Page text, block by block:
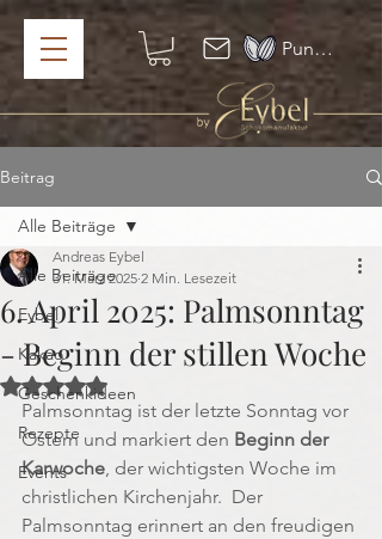
Punkte ansehen
Beitrag
Alle Beiträge
Eybel
Kakao
Geschenkideen
Rezepte
Events
Alle Beiträge
6. April 2025: Palmsonntag
- Beginn der stillen Woche
Andreas Eybel
31. März 2025 2 Min. Lesezeit
Mit NaN von 5 Sternen bewertet.
Palmsonntag ist der letzte Sonntag vor
Ostern und markiert den Beginn der
Karwoche, der wichtigsten Woche im
christlichen Kirchenjahr.  Der
Palmsonntag erinnert an den freudigen